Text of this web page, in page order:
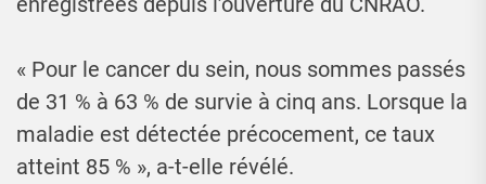
« Pour le cancer du sein, nous sommes passés
de 31 % à 63 % de survie à cinq ans. Lorsque la
maladie est détectée précocement, ce taux
atteint 85 % », a-t-elle révélé.